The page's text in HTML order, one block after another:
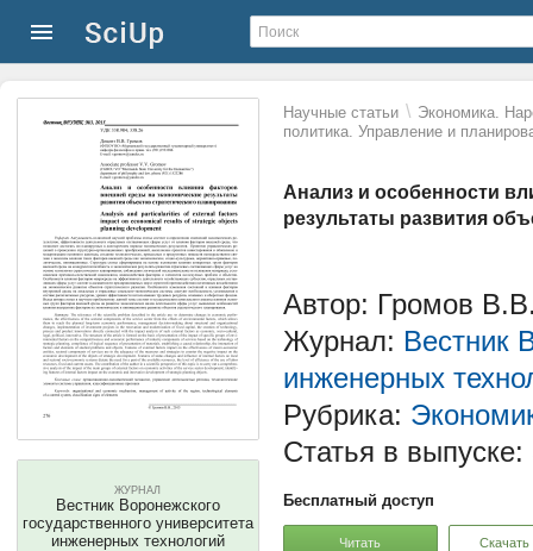
Научные статьи \ Экономика.
политика. Управление и
Анализ и особенности
результаты развития
ЖУРНАЛ
Вестник Воронежского
государственного университета
инженерных технологий
Автор: Громов
Журнал: Вестник
инженерных
Рубрика:
Статья в выпуске:
Бесплатный доступ
Читать Скачать